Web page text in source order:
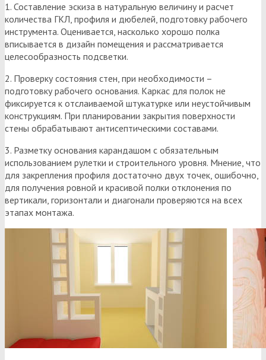
1. Составление эскиза в натуральную величину и расчет
количества ГКЛ, профиля и дюбелей, подготовку рабочего
инструмента. Оценивается, насколько хорошо полка
вписывается в дизайн помещения и рассматривается
целесообразность подсветки.
2. Проверку состояния стен, при необходимости –
подготовку рабочего основания. Каркас для полок не
фиксируется к отслаиваемой штукатурке или неустойчивым
конструкциям. При планировании закрытия поверхности
стены обрабатывают антисептическими составами.
3. Разметку основания карандашом с обязательным
использованием рулетки и строительного уровня. Мнение, что
для закрепления профиля достаточно двух точек, ошибочно,
для получения ровной и красивой полки отклонения по
вертикали, горизонтали и диагонали проверяются на всех
этапах монтажа.